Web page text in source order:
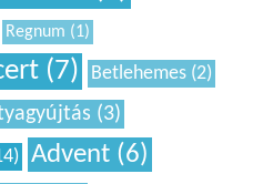
Regnum (1)
(7) Betlehemes (2)
(3)
Advent (6)